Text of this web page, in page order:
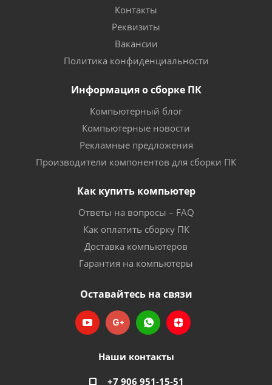
Контакты
Реквизиты
Вакансии
Политика конфиденциальности
Информация о сборке ПК
Компьютерный блог
Компьютерные новости
Рекламные предложения
Производители компонентов для сборки ПК
Как купить компьютер
Ответы на вопросы – FAQ
Как оплатить сборку ПК
Доставка компьютеров
Гарантия на компьютеры
Оставайтесь на связи
Наши контакты
+7 906 951-15-51